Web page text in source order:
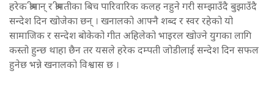
हरेक श्रीमान् र श्रीमतीका बिच पारिवारिक कलह नहुने गरी सम्झाउँदै बुझाउँदै
सन्देश दिन खोजेका छन् । खनालको आफ्नै शब्द र स्वर रहेको यो
सामाजिक र सन्देश बोकेको गीत अहिलेको भाइरल खोज्ने युगका लागि
कस्तो हुन्छ थाहा छैन तर यसले हरेक दम्पती जोडीलाई सन्देश दिन सफल
हुनेछ भन्ने खनालको विश्वास छ ।